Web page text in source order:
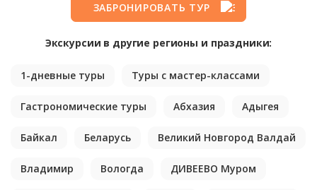
ЗАБРОНИРОВАТЬ ТУР
Экскурсии в другие регионы и праздники:
1-дневные туры Туры с мастер-классами
Гастрономические туры Абхазия Адыгея
Байкал Беларусь Великий Новгород Валдай
Владимир Вологда ДИВЕЕВО Муром